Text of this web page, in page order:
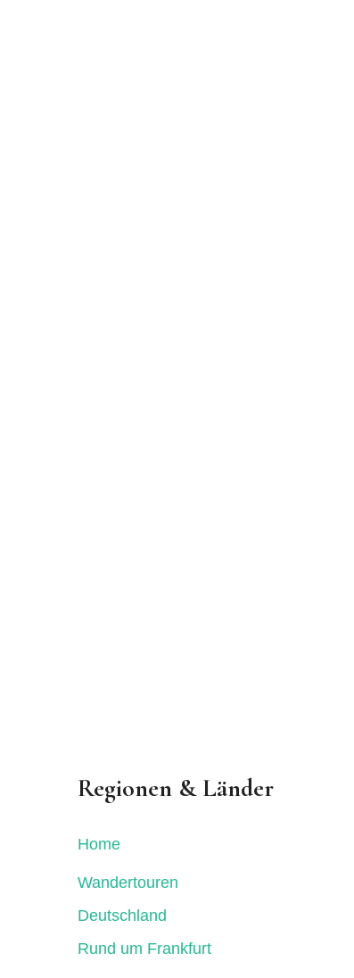
Regionen & Länder
Home
Wandertouren
Deutschland
Rund um Frankfurt